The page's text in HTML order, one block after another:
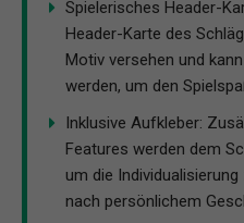
Spielerisches Header-
Header-Karte des
Motiv versehen und
werden, um den
Inklusive Aufkleber:
Features werden dem
um die
nach persönlichem